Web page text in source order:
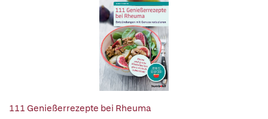
111 Genießerrezepte bei Rheuma